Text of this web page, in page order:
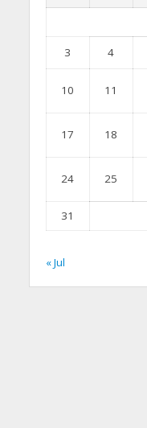
3 4
10 11
17 18
24 25
31
« Jul